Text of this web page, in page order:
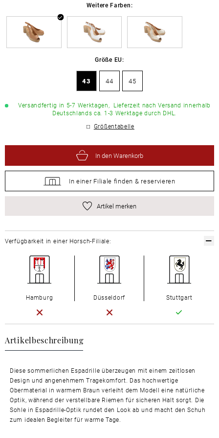
Weitere Farben:
Größe EU:
43 44 45
Versandfertig in 5-7 Werktagen, Lieferzeit nach Versand innerhalb
Deutschlands ca. 1-3 Werktage durch DHL.
Größentabelle
In den Warenkorb
In einer Filiale finden & reservieren
Artikel merken
Artikelbeschreibung
Diese sommerlichen Espadrille überzeugen mit einem zeitlosen
Design und angenehmem Tragekomfort. Das hochwertige
Obermaterial in warmem Braun verleiht dem Modell eine natürliche
Optik, während der verstellbare Riemen für sicheren Halt sorgt. Die
Sohle in Espadrille-Optik rundet den Look ab und macht den Schuh
zum idealen Begleiter für warme Tage.
Verfügbarkeit in einer Horsch-Filiale:
Hamburg Düsseldorf Stuttgart